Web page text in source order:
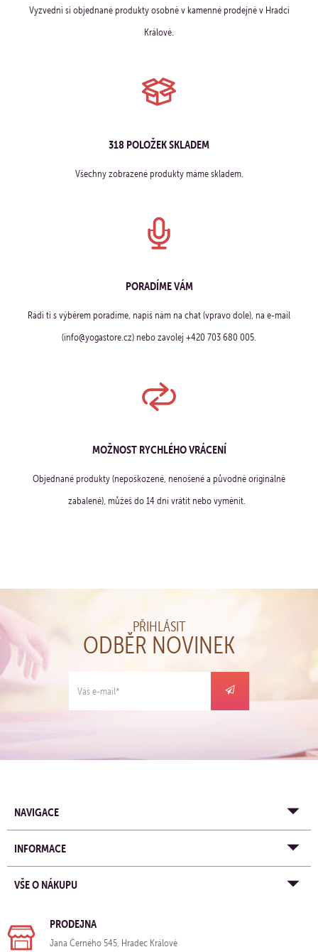
Vyzvedni si objednané produkty osobně v kamenné prodejně v Hradci
Králové.
318 POLOŽEK SKLADEM
Všechny zobrazené produkty máme skladem.
PORADÍME VÁM
Rádi ti s výběrem poradíme, napiš nám na chat (vpravo dole), na e-mail
(info@yogastore.cz) nebo zavolej +420 703 680 005.
MOŽNOST RYCHLÉHO VRÁCENÍ
Objednané produkty (nepoškozené, nenošené a původně originálně
zabalené), můžeš do 14 dní vrátit nebo vyměnit.
PŘIHLÁSIT
ODBĚR NOVINEK
NAVIGACE
INFORMACE
VŠE O NÁKUPU
PRODEJNA
Jana Černého 545, Hradec Králové